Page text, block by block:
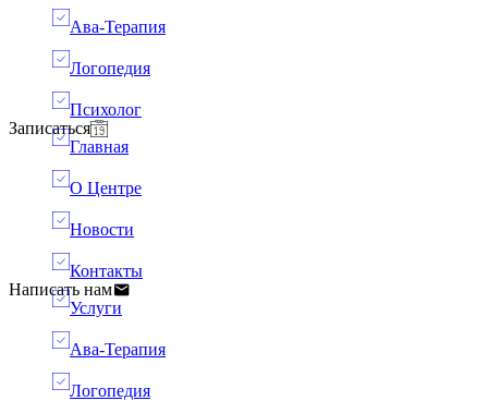
Ава-Терапия
Логопедия
Психолог
Записаться
Главная
О Центре
Новости
Контакты
Написать нам
Услуги
Ава-Терапия
Логопедия